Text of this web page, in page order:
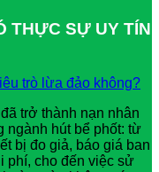
THỰC SỰ UY TÍN
trò lừa đảo không?
trở thành nạn nhân
ngành hút bể phốt: từ
bị đo giả, báo giá ban
phí, cho đến việc sử